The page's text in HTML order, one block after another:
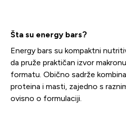
Šta su energy bars?
Energy bars su kompaktni
da pruže praktičan izvor
formatu. Obično sadrže
proteina i masti, zajedno s
ovisno o formulaciji.